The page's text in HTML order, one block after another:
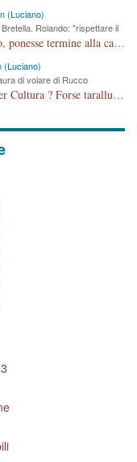
(Luciano)
Rolando: "rispettare il
Sarebbe ora che il consigliere comunale Pidino, ponesse termine alla campagna elettorale nel territorio del suo seggio Villaggio del Sole. La tiraca è iniziata, distruggerà 6 km di prateria ovest della città, ricca di fonti e sorgenti d'acqua. I cittadini di Maddalene non avranno più Pace la notte. Molta colpa per la costruzione di questa Strada è proprio del signor Rolando,dei suoi gazebo mobili e che vuol far passare questa opera VANDALICA come progetto "utile" a chi ? Non è cosa seria sig. Rolando!
(Luciano)
di volare di Rucco
Vorrei sapere dal C.C. Rolando cosa intende per Cultura ? Forse tarallucci, vino e sagre, o spaghetti tricolori del PD ? Il continuo (s)parlare della mostra a Palazzo Chiericati caro consigliere DANNEGGIA FORTEMENTE l'immagine della città TUTTA e fa deviare i consensi che in RUSSIA (badi bene ex U.R.S.S.) sono ECCELLENTI. A livello artistico l'evento è di alta Valenza culturale, COMPITO di Tutta la Cittadinanza fare il possibile per propagandare l'iniziativa senza farne UN CASO PARTITICO come fa Lei da sempre. Meno Gazebo + Partecipazione! E così sia. Amen.